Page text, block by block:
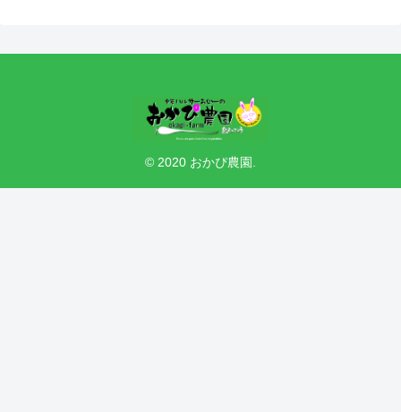
© 2020 おかぴ農園.